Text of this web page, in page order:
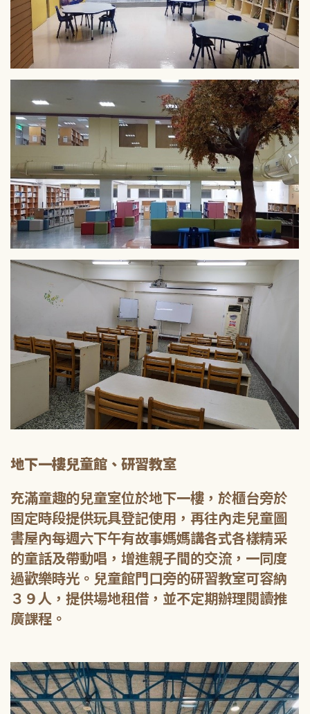
地下一樓兒童館、研習教室
充滿童趣的兒童室位於地下一樓，於櫃台旁於
固定時段提供玩具登記使用，再往內走兒童圖
書屋內每週六下午有故事媽媽講各式各樣精采
的童話及帶動唱，增進親子間的交流，一同度
過歡樂時光。兒童館門口旁的研習教室可容納
３９人，提供場地租借，並不定期辦理閱讀推
廣課程。